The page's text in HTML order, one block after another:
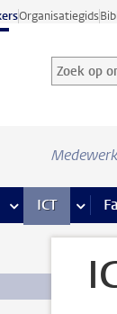
Organisatiegids
Zoek op
Zoekterm
meer Financiën
ICT meer